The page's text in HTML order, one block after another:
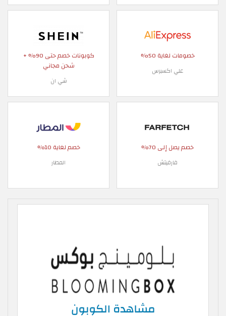
خصومات لغاية 50%
علي اكسبرس
كوبونات خصم حتى 90% +
شحن مجاني
شي ان
خصم يصل إلى 70%
فارفيتش
خصم لغاية 10%
المطار